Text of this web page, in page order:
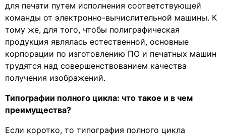
для печати путем исполнения соответствующей
команды от электронно-вычислительной машины. К
тому же, для того, чтобы полиграфическая
продукция являлась естественной, основные
корпорации по изготовлению ПО и печатных машин
трудятся над совершенствованием качества
получения изображений.
Типографии полного цикла: что такое и в чем
преимущества?
Если коротко, то типография полного цикла